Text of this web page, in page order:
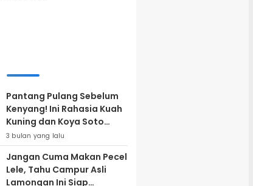
Pantang Pulang Sebelum
Kenyang! Ini Rahasia Kuah
Kuning dan Koya Soto
Lamongan yang Bikin
Ketagihan Total
3 bulan yang lalu
Jangan Cuma Makan Pecel
Lele, Tahu Campur Asli
Lamongan Ini Siap